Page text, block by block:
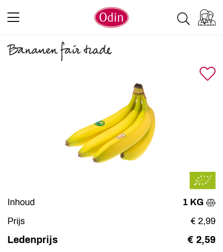
Bananen fair trade
Inhoud
1 KG
Prijs
€ 2,99
Ledenprijs € 2,59